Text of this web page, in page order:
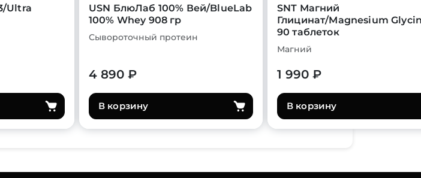
Ultra
USN БлюЛаб 100% Вей/BlueLab
100% Whey 908 гр
Сывороточный протеин
4 890 ₽
В корзину
SNT Магний
Глицинат/Magnesium
90 таблеток
Магний
1 990 ₽
В корзину